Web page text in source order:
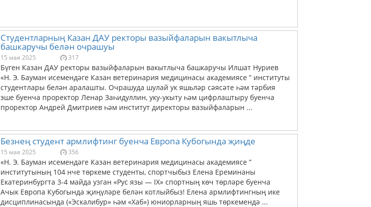
Студентларның Казан ДАУ ректоры вазыйфаларын вакытлыча
башкаручы белән очрашуы
15 мая 2025 317
Бүген Казан ДАУ ректоры вазыйфаларын вакытлыча башкаручы Илшат Нуриев
«Н. Э. Бауман исемендәге Казан ветеринария медицинасы академиясе ” институты
студентлары белән аралашты. Очрашуда шулай ук яшьләр сәясәте һәм тәрбия
эше буенча проректор Ленар Заһидуллин, уку-укыту һәм цифрлаштыру буенча
проректор Андрей Дмитриев һәм институт директоры вазыйфаларын ...
Безнең студент армлифтинг буенча Европа Кубогында җиңде
15 мая 2025 356
«Н. Э. Бауман исемендәге Казан ветеринария медицинасы академиясе ”
институтының 104 нче төркеме студенты, спортчыбыз Елена Ереминаны
Екатеринбургта 3-4 майда узган «Рус язы — IX» спортның көч төрләре буенча
Ачык Европа Кубогында җиңүләре белән котлыйбыз! Елена армлифтингның ике
дисциплинасында («Эскалибур» һәм «Хаб») юниорларның яшь төркемендә ...